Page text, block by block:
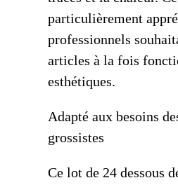
particulièrement
professionnels
articles à la fois
esthétiques.
Adapté aux besoins
grossistes
Ce lot de 24 dessous